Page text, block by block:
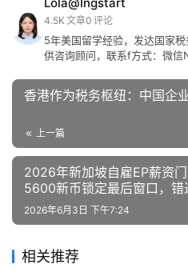
4.5K 文章0 评论
5年美国留学经验，发达国家
供咨询顾问，联系f方式：微
香港作为税务枢纽：中国企
上一篇
2026年新加坡自雇EP薪资
5600新币锁定最后窗口，
2026年6月3日 下午7:24
相关推荐